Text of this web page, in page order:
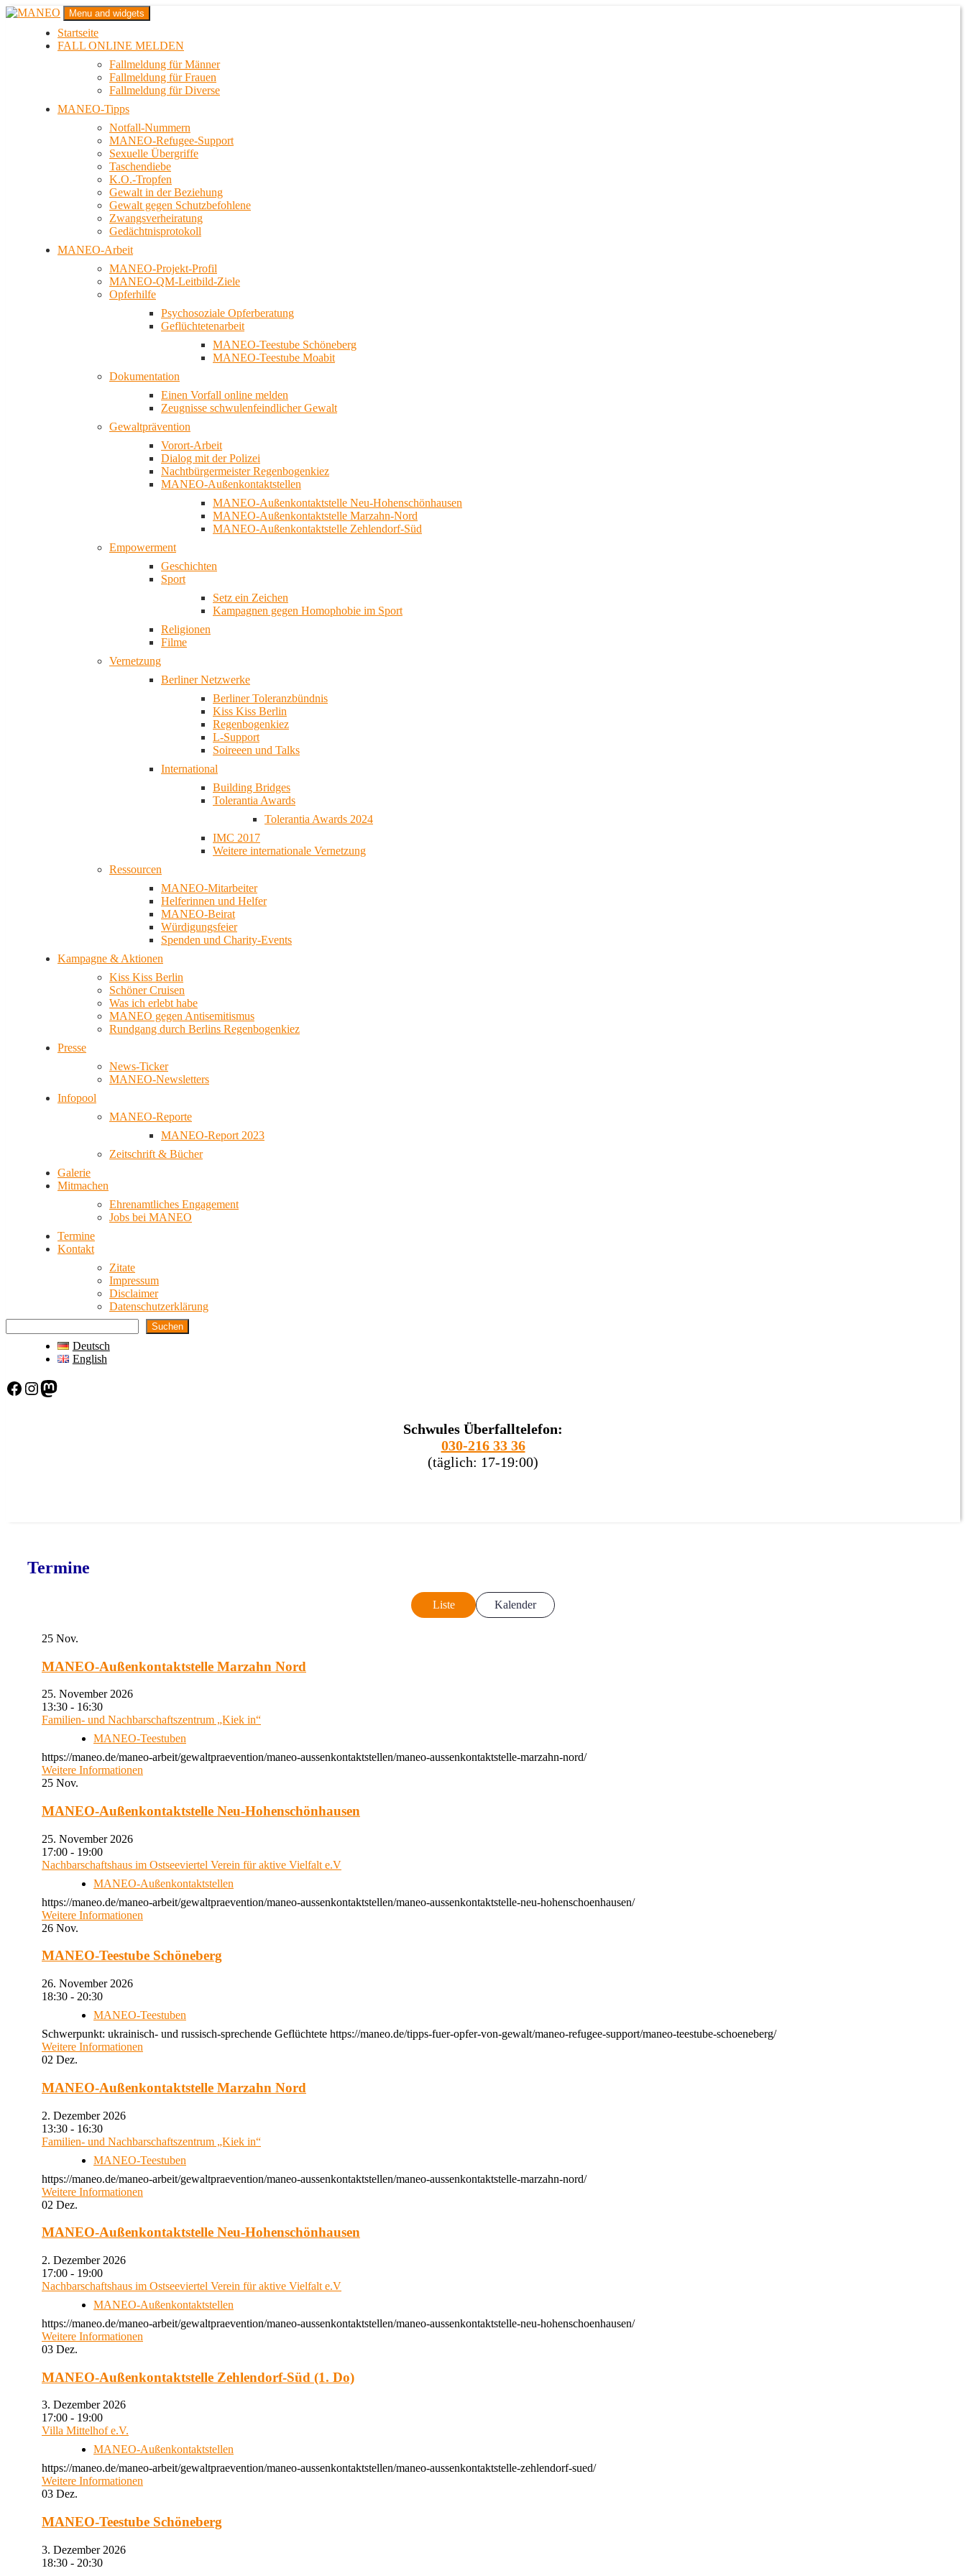
Zum
MANEO
Das schwule Anti-Gewalt-Projekt in Berlin
Menu and widgets
Startseite
FALL ONLINE MELDEN
Fallmeldung für Männer
Fallmeldung für Frauen
Fallmeldung für Diverse
MANEO-Tipps
Notfall-Nummern
MANEO-Refugee-Support
Sexuelle Übergriffe
Taschendiebe
K.O.-Tropfen
Gewalt in der Beziehung
Gewalt gegen Schutzbefohlene
Zwangsverheiratung
Gedächtnisprotokoll
MANEO-Arbeit
MANEO-Projekt-Profil
MANEO-QM-Leitbild-Ziele
Opferhilfe
Psychosoziale Opferberatung
Geflüchtetenarbeit
MANEO-Teestube Schöneberg
MANEO-Teestube Moabit
Dokumentation
Einen Vorfall online melden
Zeugnisse schwulenfeindlicher Gewalt
Gewaltprävention
Vorort-Arbeit
Dialog mit der Polizei
Nachtbürgermeister Regenbogenkiez
MANEO-Außenkontaktstellen
MANEO-Außenkontaktstelle Neu-Hohenschönhausen
MANEO-Außenkontaktstelle Marzahn-Nord
MANEO-Außenkontaktstelle Zehlendorf-Süd
Empowerment
Geschichten
Sport
Setz ein Zeichen
Kampagnen gegen Homophobie im Sport
Religionen
Filme
Vernetzung
Berliner Netzwerke
Berliner Toleranzbündnis
Kiss Kiss Berlin
Regenbogenkiez
L-Support
Soireeen und Talks
International
Building Bridges
Tolerantia Awards
Tolerantia Awards 2024
IMC 2017
Weitere internationale Vernetzung
Ressourcen
MANEO-Mitarbeiter
Helferinnen und Helfer
MANEO-Beirat
Würdigungsfeier
Spenden und Charity-Events
Kampagne & Aktionen
Kiss Kiss Berlin
Schöner Cruisen
Was ich erlebt habe
MANEO gegen Antisemitismus
Rundgang durch Berlins Regenbogenkiez
Presse
News-Ticker
MANEO-Newsletters
Infopool
MANEO-Reporte
MANEO-Report 2023
Zeitschrift & Bücher
Galerie
Mitmachen
Ehrenamtliches Engagement
Jobs bei MANEO
Termine
Kontakt
Zitate
Impressum
Disclaimer
Datenschutzerklärung
Suchen
Deutsch
English
Facebook Instagram Mastodon
Schwules Überfalltelefon:
030-216 33 36
(täglich: 17-19:00)
Termine
Liste Kalender
25 Nov.
MANEO-Außenkontaktstelle Marzahn Nord
25. November 2026
13:30 - 16:30
Familien- und Nachbarschaftszentrum „Kiek in“
MANEO-Teestuben
https://maneo.de/maneo-arbeit/gewaltpraevention/maneo-aussenkontaktstellen/maneo-aussenkontaktstelle-marzahn-nord/
Weitere Informationen
25 Nov.
MANEO-Außenkontaktstelle Neu-Hohenschönhausen
25. November 2026
17:00 - 19:00
Nachbarschaftshaus im Ostseeviertel Verein für aktive Vielfalt e.V
MANEO-Außenkontaktstellen
https://maneo.de/maneo-arbeit/gewaltpraevention/maneo-aussenkontaktstellen/maneo-aussenkontaktstelle-neu-hohenschoenhausen/
Weitere Informationen
26 Nov.
MANEO-Teestube Schöneberg
26. November 2026
18:30 - 20:30
MANEO-Teestuben
Schwerpunkt: ukrainisch- und russisch-sprechende Geflüchtete https://maneo.de/tipps-fuer-opfer-von-gewalt/maneo-refugee-support/maneo-teestube-schoeneberg/
Weitere Informationen
02 Dez.
MANEO-Außenkontaktstelle Marzahn Nord
2. Dezember 2026
13:30 - 16:30
Familien- und Nachbarschaftszentrum „Kiek in“
MANEO-Teestuben
https://maneo.de/maneo-arbeit/gewaltpraevention/maneo-aussenkontaktstellen/maneo-aussenkontaktstelle-marzahn-nord/
Weitere Informationen
02 Dez.
MANEO-Außenkontaktstelle Neu-Hohenschönhausen
2. Dezember 2026
17:00 - 19:00
Nachbarschaftshaus im Ostseeviertel Verein für aktive Vielfalt e.V
MANEO-Außenkontaktstellen
https://maneo.de/maneo-arbeit/gewaltpraevention/maneo-aussenkontaktstellen/maneo-aussenkontaktstelle-neu-hohenschoenhausen/
Weitere Informationen
03 Dez.
MANEO-Außenkontaktstelle Zehlendorf-Süd (1. Do)
3. Dezember 2026
17:00 - 19:00
Villa Mittelhof e.V.
MANEO-Außenkontaktstellen
https://maneo.de/maneo-arbeit/gewaltpraevention/maneo-aussenkontaktstellen/maneo-aussenkontaktstelle-zehlendorf-sued/
Weitere Informationen
03 Dez.
MANEO-Teestube Schöneberg
3. Dezember 2026
18:30 - 20:30